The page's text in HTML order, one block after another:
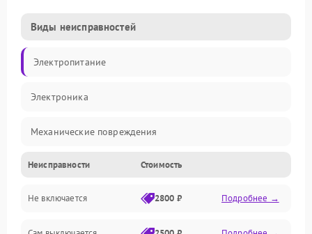
Виды неисправностей
Электропитание
Электроника
Механические повреждения
Управление
Механика
Неисправности Стоимость
Не включается 2800 ₽ Подробнее →